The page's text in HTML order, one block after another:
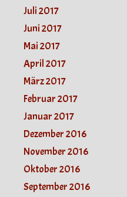
Juli 2017
Juni 2017
Mai 2017
April 2017
März 2017
Februar 2017
Januar 2017
Dezember 2016
November 2016
Oktober 2016
September 2016